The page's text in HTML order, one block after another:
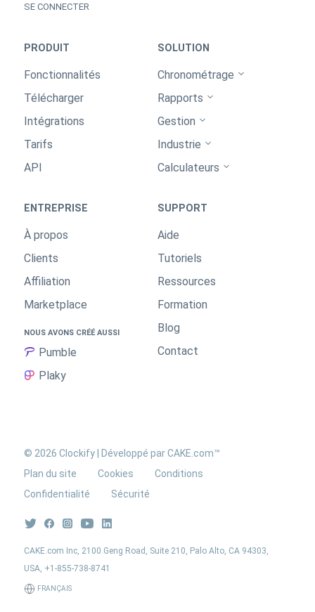
SE CONNECTER
PRODUIT
Fonctionnalités
Télécharger
Intégrations
Tarifs
API
SOLUTION
Chronométrage
Rapports
Gestion
Industrie
Calculateurs
ENTREPRISE
À propos
Clients
Affiliation
Marketplace
NOUS AVONS CRÉÉ AUSSI
Pumble
Plaky
SUPPORT
Aide
Tutoriels
Ressources
Formation
Blog
Contact
© 2026 Clockify | Développé parCAKE.com™
Plan du site
Cookies
Conditions
Confidentialité
Sécurité
CAKE.com Inc, 2100 Geng Road, Suite 210, Palo Alto, CA 94303,
USA, +1-855-738-8741
FRANÇAIS